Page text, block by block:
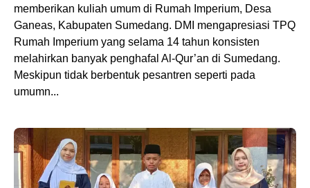
memberikan kuliah umum di Rumah Imperium, Desa
Ganeas, Kabupaten Sumedang. DMI mengapresiasi TPQ
Rumah Imperium yang selama 14 tahun konsisten
melahirkan banyak penghafal Al-Qur’an di Sumedang.
Meskipun tidak berbentuk pesantren seperti pada
umumn...